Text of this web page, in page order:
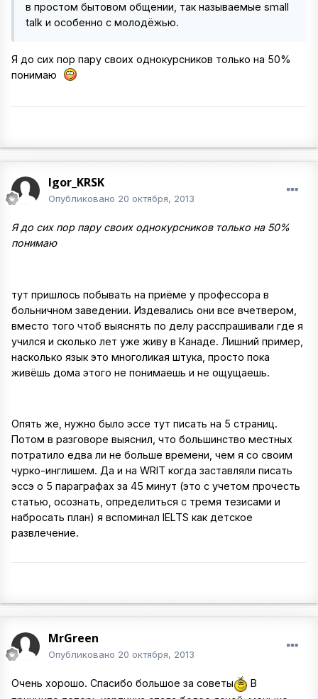
в простом бытовом общении, так называемые small
talk и особенно с молодёжью.
Я до сих пор пару своих однокурсников только на 50%
понимаю
Igor_KRSK
Опубликовано 20 октября, 2013
Я до сих пор пару своих однокурсников только на 50%
понимаю
тут пришлось побывать на приёме у профессора в
больничном заведении. Издевались они все вчетвером,
вместо того чтоб выяснять по делу расспрашивали где я
учился и сколько лет уже живу в Канаде. Лишний пример,
насколько язык это многоликая штука, просто пока
живёшь дома этого не понимаешь и не ощущаешь.
Опять же, нужно было эссе тут писать на 5 страниц.
Потом в разговоре выяснил, что большинство местных
потратило едва ли не больше времени, чем я со своим
чурко-инглишем. Да и на WRIT когда заставляли писать
эссэ о 5 параграфах за 45 минут (это с учетом прочесть
статью, осознать, определиться с тремя тезисами и
набросать план) я вспоминал IELTS как детское
развлечение.
MrGreen
Опубликовано 20 октября, 2013
Очень хорошо. Спасибо большое за советы
В